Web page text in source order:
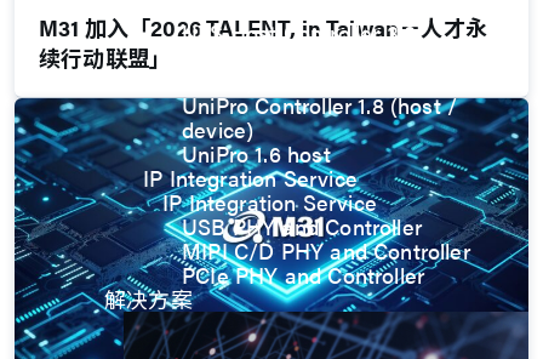
UFS Host Controller 3.0
UniPro Controller 1.8 (host /
device)
UniPro 1.6 host
IP Integration Service
IP Integration Service
USB PHY and Controller
MIPI C/D PHY and Controller
PCIe PHY and Controller
解决方案
M31 加入「2026 TALENT, in Taiwan－人才永
续行动联盟」